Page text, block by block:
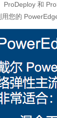
ProDeploy 和
您的